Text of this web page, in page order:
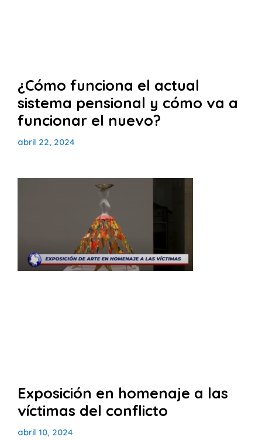
¿Cómo funciona el actual
sistema pensional y cómo va a
funcionar el nuevo?
abril 22, 2024
Exposición en homenaje a las
víctimas del conflicto
abril 10, 2024